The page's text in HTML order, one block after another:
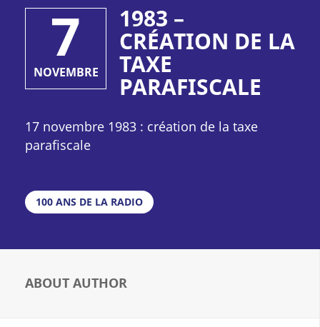
7
NOVEMBRE
1983 –
CRÉATION DE LA
TAXE
PARAFISCALE
17 novembre 1983 : création de la taxe
parafiscale
100 ANS DE LA RADIO
ABOUT AUTHOR